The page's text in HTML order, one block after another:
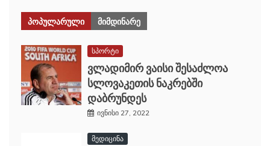
ᲞᲝᲞᲣᲚᲐᲠᲣᲚᲘ ᲛᲘᲛᲓᲘᲜᲐᲠᲔ
სპორტი
ვლადიმირ ვაისი შესაძლოა
სლოვაკეთის ნაკრებში
დაბრუნდეს
ივნისი 27, 2022
მედიცინა